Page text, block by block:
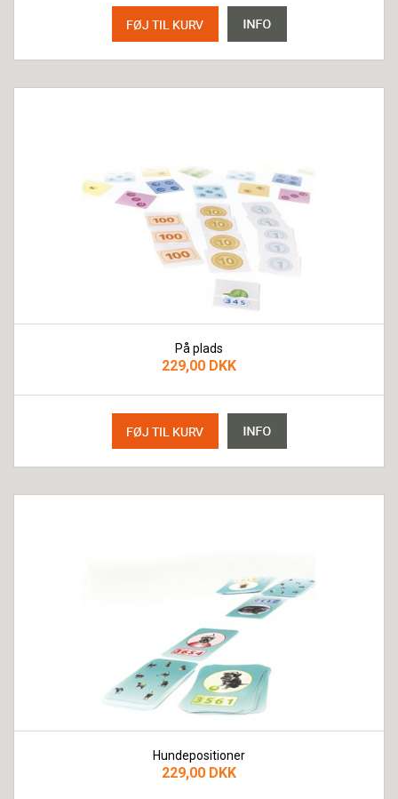
På plads
229,00 DKK
Hundepositioner
229,00 DKK